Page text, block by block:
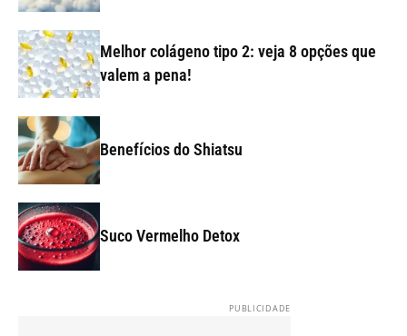
Melhor colágeno tipo 2: veja 8 opções que
valem a pena!
Benefícios do Shiatsu
Suco Vermelho Detox